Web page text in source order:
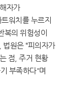
자가
워치를 누르지
복의 위험성이
원은 “피의자가
점, 주거 현황
부족하다"며